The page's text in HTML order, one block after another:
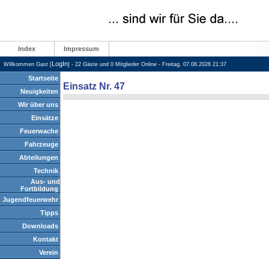
Index Impressum
Willkommen Gast [LogIn] - 22 Gäste und 0 Mitglieder Online - Freitag, 07.08.2026 21:37
Startseite
Neuigkeiten
Wir über uns
Einsätze
Feuerwache
Fahrzeuge
Abteilungen
Technik
Aus- und
Fortbildung
Jugendfeuerwehr
Tipps
Downloads
Kontakt
Verein
Einsatz Nr. 47